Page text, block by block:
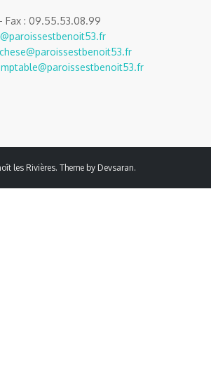
Fax : 09.55.53.08.99
les Rivières. Theme by Devsaran.